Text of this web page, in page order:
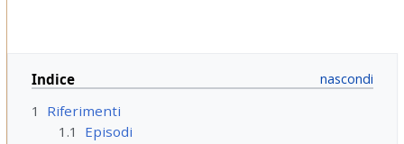
Indice
1
Riferimenti
1.1
Episodi